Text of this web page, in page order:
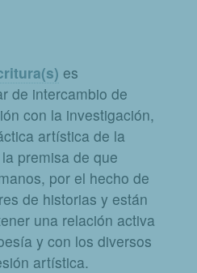
es
de intercambio de
con la investigación,
artística de la
premisa de que
por el hecho de
de historias y están
una relación activa
y con los diversos
artística.